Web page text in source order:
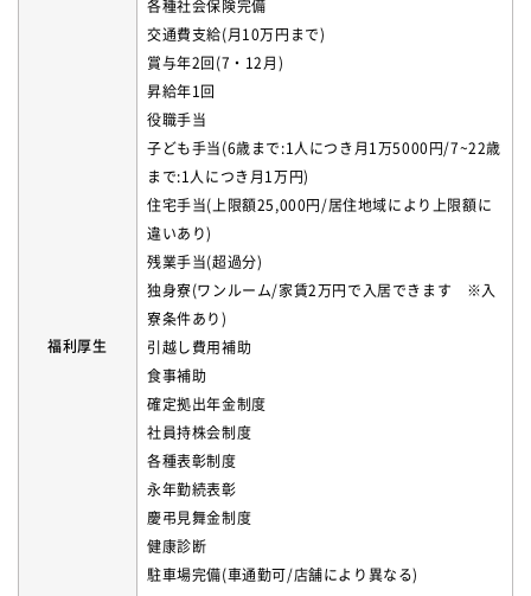
福利厚生
各種社会保険完備
交通費支給(月10万円まで)
賞与年2回(7・12月)
昇給年1回
役職手当
子ども手当(6歳まで:1人につき月1万5000円/7~22歳
まで:1人につき月1万円)
住宅手当(上限額25,000円/居住地域により上限額に
違いあり)
残業手当(超過分)
独身寮(ワンルーム/家賃2万円で入居できます ※入
寮条件あり)
引越し費用補助
食事補助
確定拠出年金制度
社員持株会制度
各種表彰制度
永年勤続表彰
慶弔見舞金制度
健康診断
駐車場完備(車通勤可/店舗により異なる)